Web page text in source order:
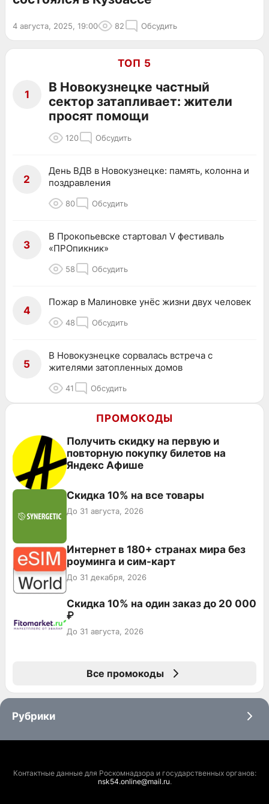
4 августа, 2025, 19:00 82 Обсудить
ТОП 5
1
В Новокузнецке частный
сектор затапливает: жители
просят помощи
120 Обсудить
2
День ВДВ в Новокузнецке: память, колонна и
поздравления
80 Обсудить
3
В Прокопьевске стартовал V фестиваль
«ПРОпикник»
58 Обсудить
4
Пожар в Малиновке унёс жизни двух человек
48 Обсудить
5
В Новокузнецке сорвалась встреча с
жителями затопленных домов
41 Обсудить
ПРОМОКОДЫ
Получить скидку на первую и
повторную покупку билетов на
Яндекс Афише
Скидка 10% на все товары
До 31 августа, 2026
Интернет в 180+ странах мира без
роуминга и сим-карт
До 31 декабря, 2026
Скидка 10% на один заказ до 20 000
₽
До 31 августа, 2026
Все промокоды
Рубрики
Контактные данные для Роскомнадзора и государственных органов:
nsk54.online@mail.ru.